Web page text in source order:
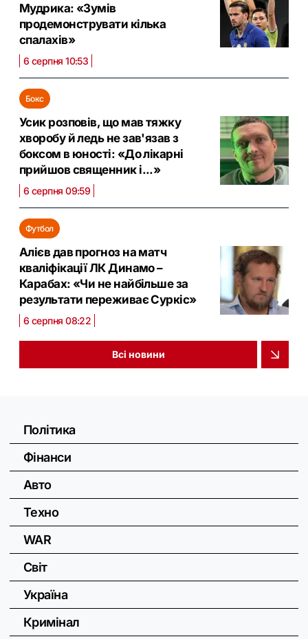
Мудрика: «Зумів
продемонструвати кілька
спалахів»
6 серпня 10:53
Бокс
Усик розповів, що мав тяжку
хворобу й ледь не зав'язав з
боксом в юності: «До лікарні
прийшов священник і...»
6 серпня 09:59
Футбол
Алієв дав прогноз на матч
кваліфікації ЛК Динамо –
Карабах: «Чи не найбільше за
результати переживає Суркіс»
6 серпня 08:22
Всі новини
Політика
Фінанси
Авто
Техно
WAR
Світ
Україна
Кримінал